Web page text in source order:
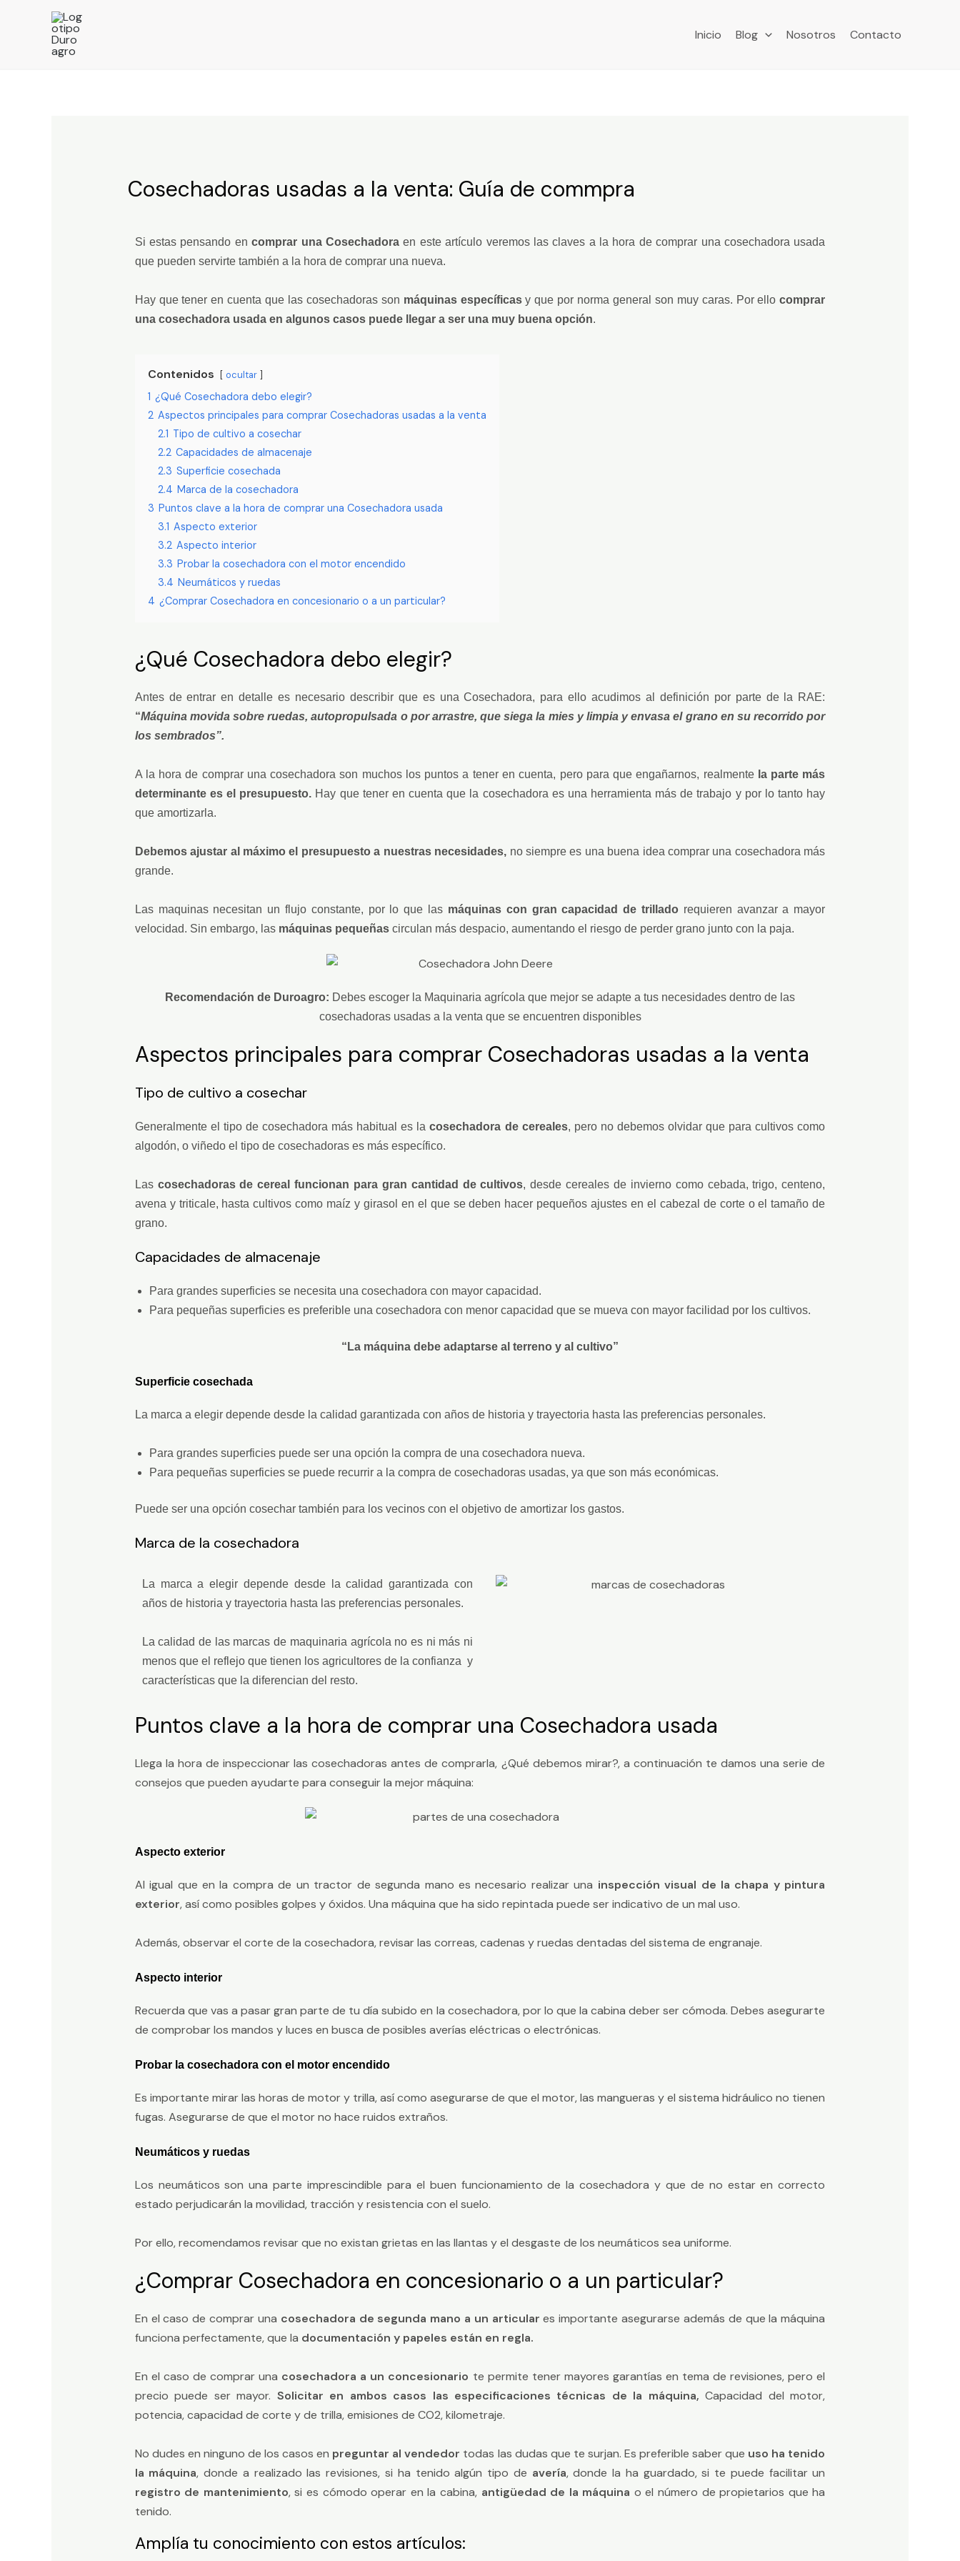
Inicio Blog Nosotros Contacto
Cosechadoras usadas a la venta: Guía de commpra
Si estas pensando encomprar una Cosechadora en este artículo veremos las claves a la hora de comprar una cosechadora usada
que pueden servirte también a la hora de comprar una nueva.
Hay que tener en cuenta que las cosechadoras son máquinas específicasy que por norma general son muy caras. Por ellocomprar
una cosechadora usada en algunos casos puede llegar a ser una muy buena opción.
Contenidos ocultar
1 ¿Qué Cosechadora debo elegir?
2 Aspectos principales para comprar Cosechadoras usadas a la venta
2.1 Tipo de cultivo a cosechar
2.2 Capacidades de almacenaje
2.3 Superficie cosechada
2.4 Marca de la cosechadora
3 Puntos clave a la hora de comprar una Cosechadora usada
3.1 Aspecto exterior
3.2 Aspecto interior
3.3 Probar la cosechadora con el motor encendido
3.4 Neumáticos y ruedas
4 ¿Comprar Cosechadora en concesionario o a un particular?
¿Qué Cosechadora debo elegir?
Antes de entrar en detalle es necesario describir que es una Cosechadora, para ello acudimos al definición por parte de la RAE:
“Máquina movida sobre ruedas, autopropulsada o por arrastre, que siega la mies y limpia y envasa el grano en su recorrido por
los sembrados”.
A la hora de comprar una cosechadora son muchos los puntos a tener en cuenta, pero para que engañarnos, realmente la parte más
determinante es el presupuesto. Hay que tener en cuenta que la cosechadora es una herramienta más de trabajo y por lo tanto hay
que amortizarla.
Debemos ajustar al máximo el presupuesto a nuestras necesidades, no siempre es una buena idea comprar una cosechadora más
grande.
Las maquinas necesitan un flujo constante, por lo que las máquinas con gran capacidad de trillado requieren avanzar a mayor
velocidad. Sin embargo, las máquinas pequeñascirculan más despacio, aumentando el riesgo de perder grano junto con la paja.
Recomendación de Duroagro: Debes escoger la Maquinaria agrícola que mejor se adapte a tus necesidades dentro de las
cosechadoras usadas a la venta que se encuentren disponibles
Aspectos principales para comprar Cosechadoras usadas a la venta
Tipo de cultivo a cosechar
Generalmente el tipo de cosechadora más habitual es lacosechadora de cereales, pero no debemos olvidar que para cultivos como
algodón, o viñedo el tipo de cosechadoras es más específico.
Las cosechadoras de cereal funcionan para gran cantidad de cultivos, desde cereales de invierno como cebada, trigo, centeno,
avena y triticale, hasta cultivos como maíz y girasol en el que se deben hacer pequeños ajustes en el cabezal de corte o el tamaño de
grano.
Capacidades de almacenaje
Para grandes superficies se necesita una cosechadora con mayor capacidad.
Para pequeñas superficies es preferible una cosechadora con menor capacidad que se mueva con mayor facilidad por los cultivos.
“La máquina debe adaptarse al terreno y al cultivo”
Superficie cosechada
La marca a elegir depende desde la calidad garantizada con años de historia y trayectoria hasta las preferencias personales.
Para grandes superficies puede ser una opción la compra de una cosechadora nueva.
Para pequeñas superficies se puede recurrir a la compra de cosechadoras usadas, ya que son más económicas.
Puede ser una opción cosechar también para los vecinos con el objetivo de amortizar los gastos.
Marca de la cosechadora
La marca a elegir depende desde la calidad garantizada con
años de historia y trayectoria hasta las preferencias personales.
La calidad de las marcas de maquinaria agrícola no es ni más ni
menos que el reflejo que tienen los agricultores de la confianza y
características que la diferencian del resto.
Puntos clave a la hora de comprar una Cosechadora usada
Llega la hora de inspeccionar las cosechadoras antes de comprarla, ¿Qué debemos mirar?, a continuación te damos una serie de
consejos que pueden ayudarte para conseguir la mejor máquina:
Aspecto exterior
Al igual que en la compra de un tractor de segunda mano es necesario realizar una inspección visual de la chapa y pintura
exterior, así como posibles golpes y óxidos. Una máquina que ha sido repintada puede ser indicativo de un mal uso.
Además, observar el corte de la cosechadora, revisar las correas, cadenas y ruedas dentadas del sistema de engranaje.
Aspecto interior
Recuerda que vas a pasar gran parte de tu día subido en la cosechadora, por lo que la cabina deber ser cómoda. Debes asegurarte
de comprobar los mandos y luces en busca de posibles averías eléctricas o electrónicas.
Probar la cosechadora con el motor encendido
Es importante mirar las horas de motor y trilla, así como asegurarse de que el motor, las mangueras y el sistema hidráulico no tienen
fugas. Asegurarse de que el motor no hace ruidos extraños.
Neumáticos y ruedas
Los neumáticos son una parte imprescindible para el buen funcionamiento de la cosechadora y que de no estar en correcto
estado perjudicarán la movilidad, tracción y resistencia con el suelo.
Por ello, recomendamos revisar que no existan grietas en las llantas y el desgaste de los neumáticos sea uniforme.
¿Comprar Cosechadora en concesionario o a un particular?
En el caso de comprar una cosechadora de segunda mano a un articular es importante asegurarse además de que la máquina
funciona perfectamente, que la documentación y papeles están en regla.
En el caso de comprar una cosechadora a un concesionario te permite tener mayores garantías en tema de revisiones, pero el
precio puede ser mayor. Solicitar en ambos casos las especificaciones técnicas de la máquina,Capacidad del motor,
potencia, capacidad de corte y de trilla, emisiones de CO2, kilometraje.
No dudes en ninguno de los casos en preguntar al vendedor todas las dudas que te surjan. Es preferible saber que uso ha tenido
la máquina, donde a realizado las revisiones, si ha tenido algún tipo de avería, donde la ha guardado, si te puede facilitar un
registro de mantenimiento, si es cómodo operar en la cabina, antigüedad de la máquina o el número de propietarios que ha
tenido.
Amplía tu conocimiento con estos artículos: